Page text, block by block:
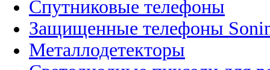
Спутниковые телефоны
Защищенные телефоны
Металлодетекторы